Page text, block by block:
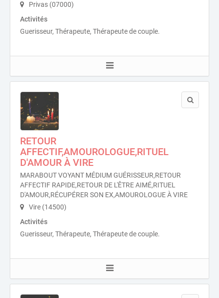
Privas (07000)
Activités
Guerisseur, Thérapeute, Thérapeute de couple.
RETOUR
AFFECTIF,AMOUROLOGUE,RITUEL
D'AMOUR À VIRE
MARABOUT VOYANT MÉDIUM GUÉRISSEUR,RETOUR
AFFECTIF RAPIDE,RETOUR DE L'ÊTRE AIMÉ,RITUEL
D'AMOUR,RÉCUPÉRER SON EX,AMOUROLOGUE À VIRE
Vire (14500)
Activités
Guerisseur, Thérapeute, Thérapeute de couple.